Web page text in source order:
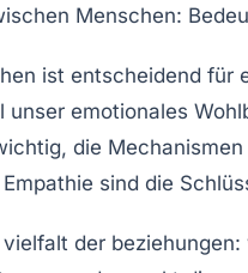
Menschen:
ist entscheidend für
unser emotionales
die
Empathie sind die